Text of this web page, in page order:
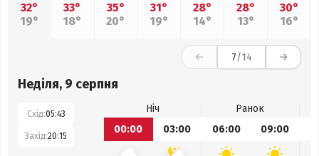
32°
19°
33°
18°
35°
20°
31°
19°
28°
14°
28°
13°
30°
16°
7/14
Неділя, 9 серпня
Схід:05:43
Захід:20:15
Ніч
Ранок
00:00
03:00 06:00 09:00